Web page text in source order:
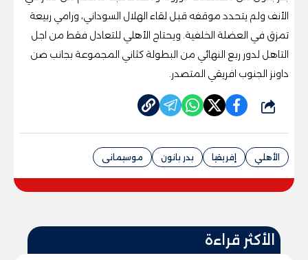
الأنف ولم يتحدد موقفه قبل لقاء الهلال السوداني، ورامي ربيعة
تمزق في العضلة الخلفية. ويحتاج الأهلي للتعادل فقط من اجل
التاهل لدور ربع النهائي من البطولة كثاني المجموعة بجانب صن
داونز الجنوب افريقي المتصدر.
شارك
الأهلي إفريقيا بدر بانون موسيمانى
الأكثر قراءة